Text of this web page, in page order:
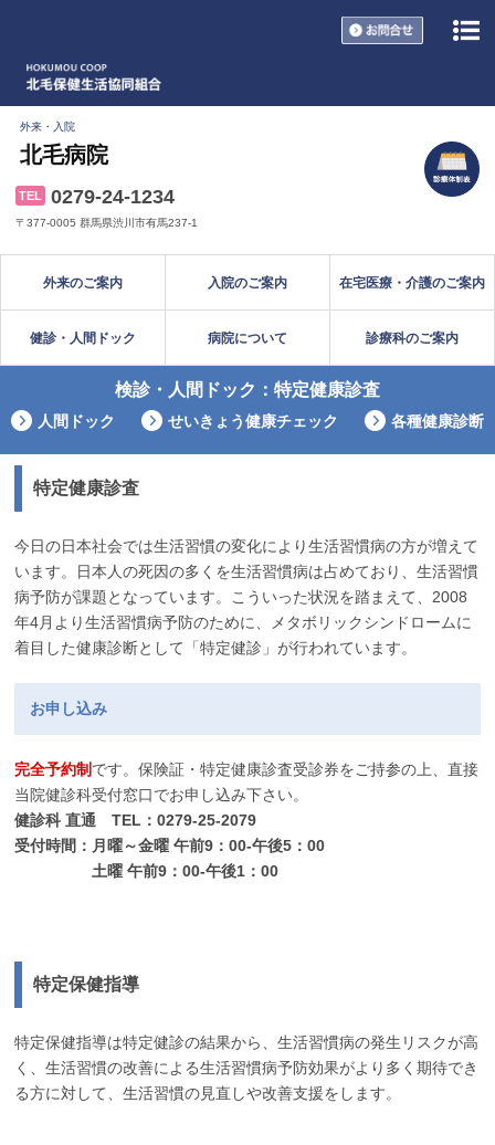
お問い合
外来・入院
北毛病院
TEL 0279-24-1234
〒377-0005 群馬県渋川市有馬237-1
外来のご案内 入院のご案内 在宅医療・介護のご案内
健診・人間ドック 病院について 診療科のご案内
検診・人間ドック：特定健康診査
人間ドック せいきょう健康チェック 各種健康診断
特定健康診査
今日の日本社会では生活習慣の変化により生活習慣病の方が増えて
います。日本人の死因の多くを生活習慣病は占めており、生活習慣
病予防が課題となっています。こういった状況を踏まえて、2008
年4月より生活習慣病予防のために、メタボリックシンドロームに
着目した健康診断として「特定健診」が行われています。
お申し込み
完全予約制 です。保険証・特定健康診査受診券をご持参の上、直接
当院健診科受付窓口でお申し込み下さい。
健診科 直通 TEL：0279-25-2079
受付時間：月曜～金曜 午前9：00-午後5：00
土曜 午前9：00-午後1：00
特定保健指導
特定保健指導は特定健診の結果から、生活習慣病の発生リスクが高
く、生活習慣の改善による生活習慣病予防効果がより多く期待でき
る方に対して、生活習慣の見直しや改善支援をします。